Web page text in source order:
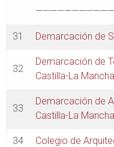
31 Demarcación de
32
Demarcación de
Castilla-La Mancha
33
Demarcación de
Castilla-La Mancha
34 Colegio de